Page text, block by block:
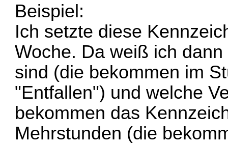
Beispiel:
Ich setzte diese
Woche. Da weiß ich
sind (die bekommen im
"Entfallen") und welche
bekommen das
Mehrstunden (die